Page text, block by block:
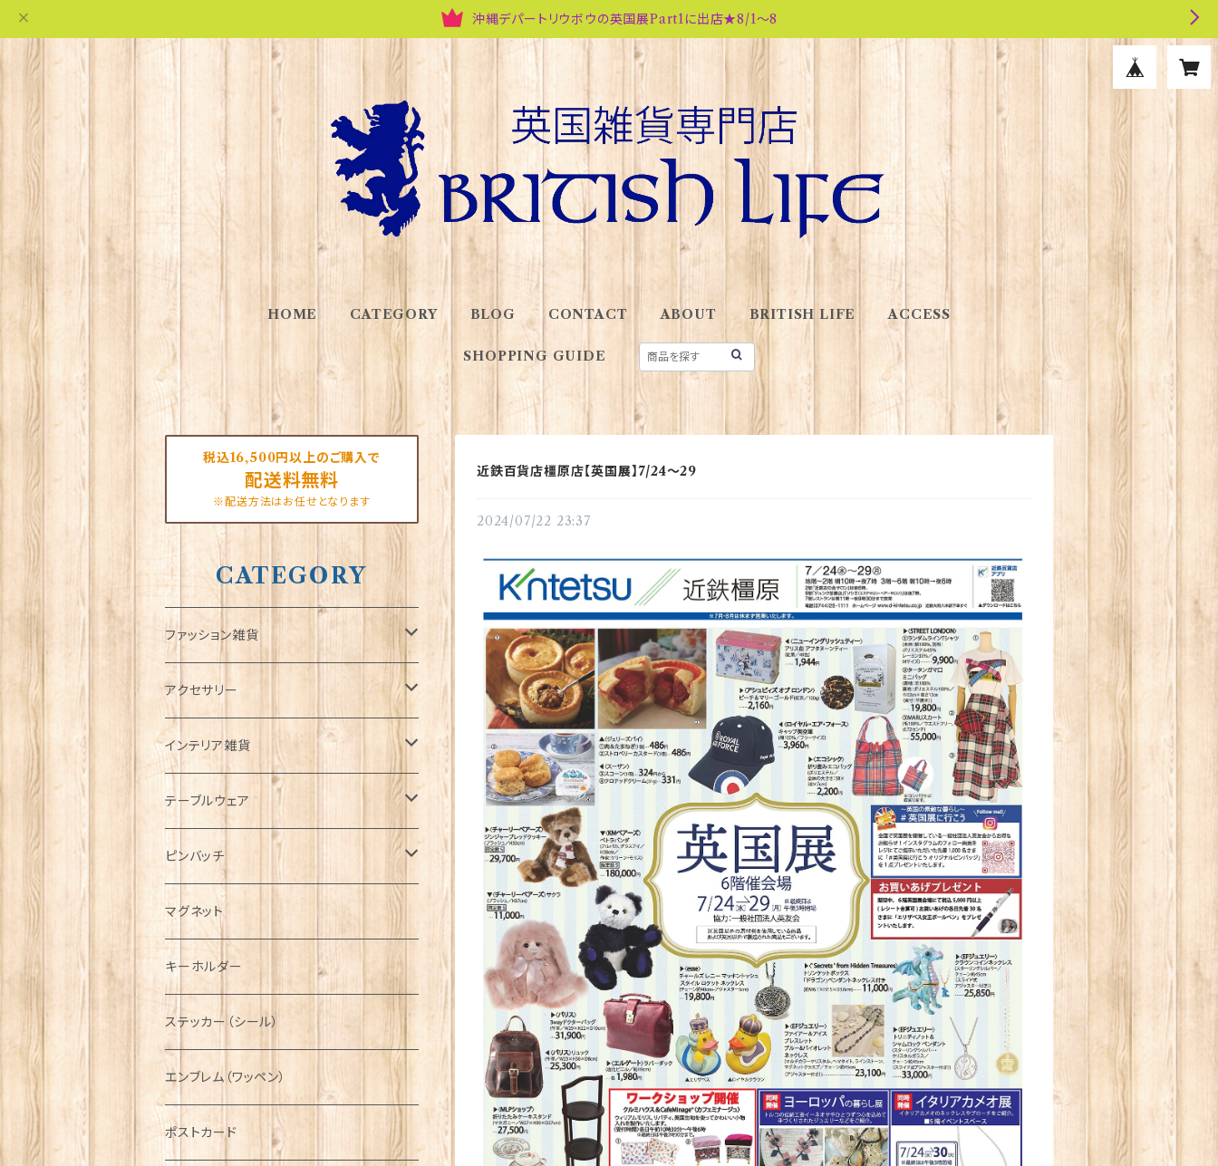
沖縄デパートリウボウの英国展Part1に出店★8/1～8
HOME CATEGORY BLOG CONTACT ABOUT BRITISH LIFE ACCESS
SHOPPING GUIDE
近鉄百貨店橿原店【英国展】7/24～29
2024/07/22 23:37
税込16,500円以上のご購入で
配送料無料
※配送方法はお任せとなります
CATEGORY
ファッション雑貨
タータンネクタイ
帽子
キャップ
ハンチング帽
キャスケット
ディアストーカー
ニット帽
Tシャツ
マフラー
タータン【Bronte by Moon】
タータン【Glencroft】
ボタンラップマフラー【Aran Traditions】
サッシュ
スカーフ
ファッションマスク
アクセサリー
ORTAK
ブローチ
ペンダント
チャーム
その他のアクセサリー
インテリア雑貨
インテリア置物
ラブスプーン
ラブスプーン【SION LLEWELLYN】
ラブスプーン【PAUL CURTIS】
ファブリック
テーブルウェア
ティータオル
ペーパーナプキン
ティーコジー
その他テーブルウェア
ピンバッチ
ジェネラルデザイン
乗り物
動物＆植物
国旗＆紋章
音楽＆楽器
ミリタリー
NAVY
AIRFORCE
ARMY
ピューター
マグネット
キーホルダー
ステッカー（シール）
エンブレム（ワッペン）
ポストカード